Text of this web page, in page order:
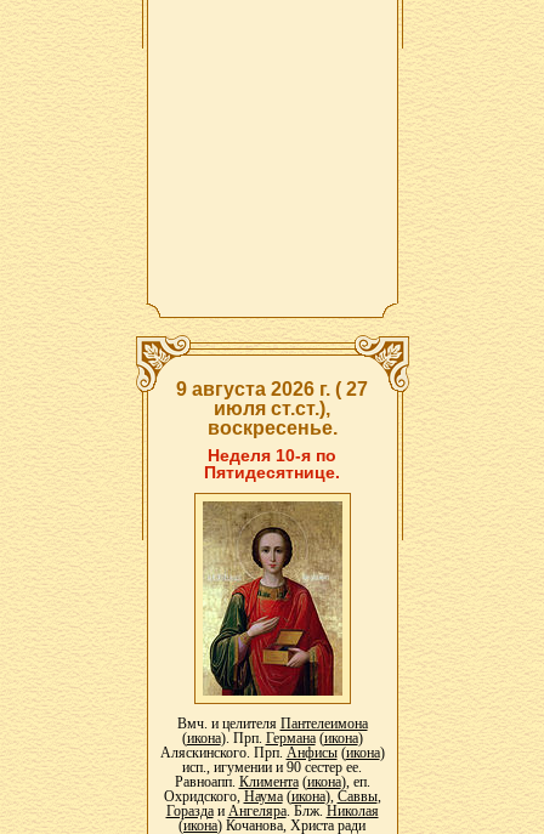
9 августа 2026 г. ( 27
июля ст.ст.),
воскресенье.
Неделя 10-я по
Пятидесятнице.
Вмч. и целителя Пантелеимона
(икона). Прп. Германа(икона)
Аляскинского. Прп. Анфисы(икона)
исп., игумении и 90 сестер ее.
Равноапп. Климента(икона), еп.
Охридского, Наума(икона), Саввы,
Гораздаи Ангеляра. Блж. Николая
(икона) Кочанова, Христа ради